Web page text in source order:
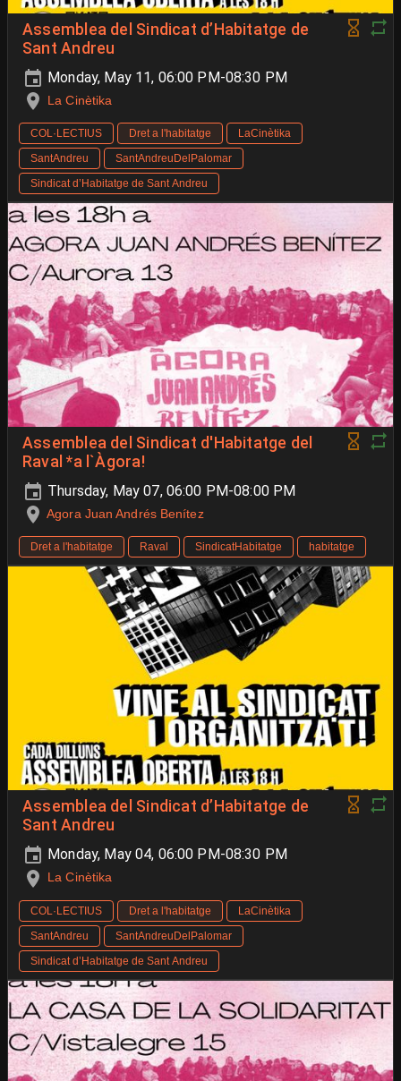
Assemblea del Sindicat d’Habitatge de
Sant Andreu
Monday, May 11, 06:00 PM-08:30 PM
La Cinètika
COL·LECTIUS Dret a l'habitatge
LaCinètika
SantAndreu
SantAndreuDelPalomar
Sindicat d’Habitatge de Sant Andreu
Assemblea del Sindicat d'Habitatge del
Raval *a l`Àgora!
Thursday, May 07, 06:00 PM-08:00 PM
Agora Juan Andrés Benítez
Dret a l'habitatge Raval SindicatHabitatge habitatge
Assemblea del Sindicat d’Habitatge de
Sant Andreu
Monday, May 04, 06:00 PM-08:30 PM
La Cinètika
COL·LECTIUS Dret a l'habitatge
LaCinètika
SantAndreu
SantAndreuDelPalomar
Sindicat d’Habitatge de Sant Andreu